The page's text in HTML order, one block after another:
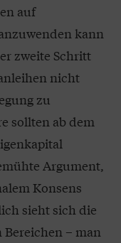
auf
kann
zweite Schritt
nicht
zu
sollten ab dem
Argument,
Konsens
sieht sich die
– man